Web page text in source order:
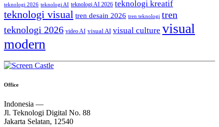
teknologi 2026 teknologi AI teknologi AI 2026 teknologi kreatif
teknologi visual tren desain 2026 tren teknologi tren
teknologi 2026 video AI visual AI visual culture visual
modern
Office
Indonesia —
Jl. Teknologi Digital No. 88
Jakarta Selatan, 12540